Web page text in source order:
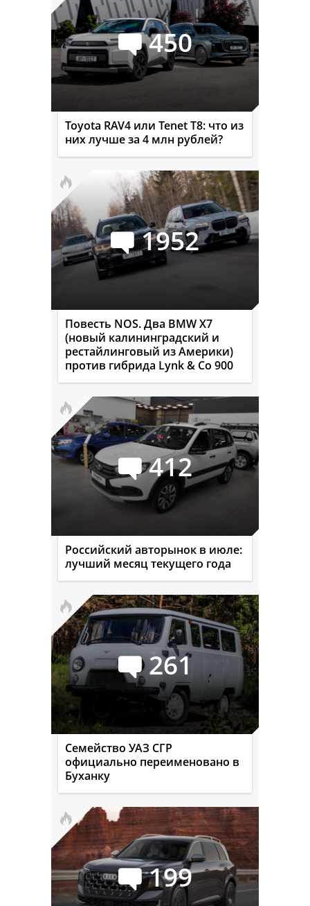
450
Toyota RAV4 или Tenet T8: что из
них лучше за 4 млн рублей?
1952
Повесть NOS. Два BMW X7
(новый калининградский и
рестайлинговый из Америки)
против гибрида Lynk & Co 900
412
Российский авторынок в июле:
лучший месяц текущего года
261
Семейство УАЗ СГР
официально переименовано в
Буханку
199